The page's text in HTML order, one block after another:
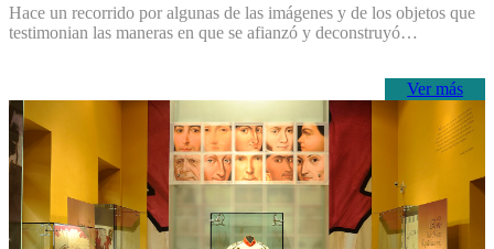
Hace un recorrido por algunas de las imágenes y de los objetos que
testimonian las maneras en que se afianzó y deconstruyó…
Ver más